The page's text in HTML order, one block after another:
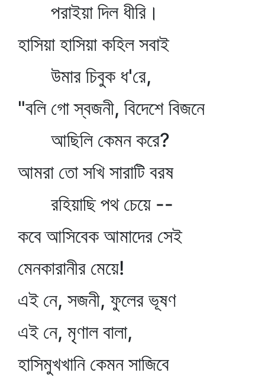
পরাইয়া দিল ধীরি।
হাসিয়া হাসিয়া কহিল সবাই
উমার চিবুক ধ'রে,
"বলি গো স্বজনী, বিদেশে বিজনে
আছিলি কেমন করে?
আমরা তো সখি সারাটি বরষ
রহিয়াছি পথ চেয়ে --
কবে আসিবেক আমাদের সেই
মেনকারানীর মেয়ে!
এই নে, সজনী, ফুলের ভূষণ
এই নে, মৃণাল বালা,
হাসিমুখখানি কেমন সাজিবে